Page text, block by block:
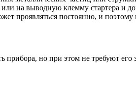
на выводную клемму стартера и
проявляться постоянно, и поэтому
прибора, но при этом не требуют его